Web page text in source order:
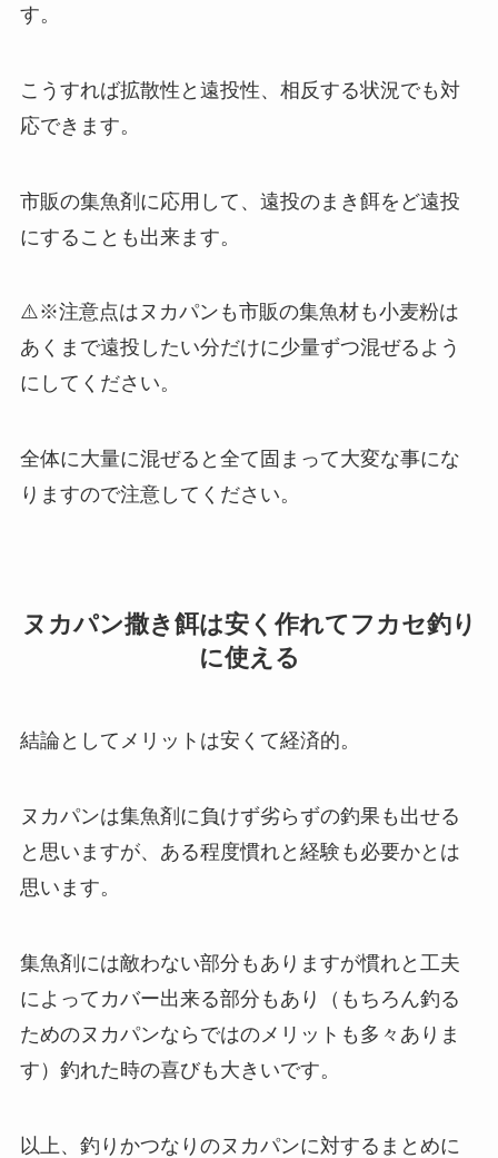
す。
こうすれば拡散性と遠投性、相反する状況でも対
応できます。
市販の集魚剤に応用して、遠投のまき餌をど遠投
にすることも出来ます。
⚠️※注意点はヌカパンも市販の集魚材も小麦粉は
あくまで遠投したい分だけに少量ずつ混ぜるよう
にしてください。
全体に大量に混ぜると全て固まって大変な事にな
りますので注意してください。
ヌカパン撒き餌は安く作れてフカセ釣り
に使える
結論としてメリットは安くて経済的。
ヌカパンは集魚剤に負けず劣らずの釣果も出せる
と思いますが、ある程度慣れと経験も必要かとは
思います。
集魚剤には敵わない部分もありますが慣れと工夫
によってカバー出来る部分もあり（もちろん釣る
ためのヌカパンならではのメリットも多々ありま
す）釣れた時の喜びも大きいです。
以上、釣りかつなりのヌカパンに対するまとめに